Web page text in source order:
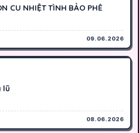
CU NHIỆT TÌNH BẢO PHÊ
09.06.2026
lũ
08.06.2026